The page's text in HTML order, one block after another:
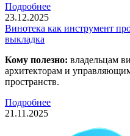
Подробнее
23.12.2025
Винотека как инструмент
выкладка
Кому полезно: владельцам
архитекторам и
пространств.
Подробнее
21.11.2025